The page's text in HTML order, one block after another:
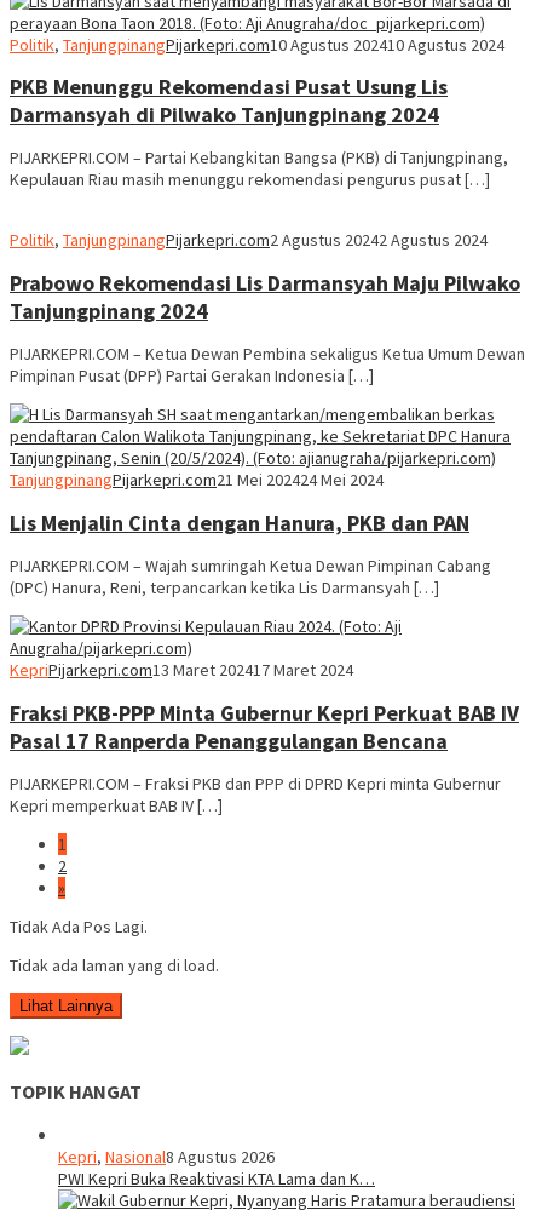
Politik, TanjungpinangPijarkepri.com10 Agustus 202410 Agustus 2024
PKB Menunggu Rekomendasi Pusat Usung Lis
Darmansyah di Pilwako Tanjungpinang 2024
PIJARKEPRI.COM – Partai Kebangkitan Bangsa (PKB) di Tanjungpinang,
Kepulauan Riau masih menunggu rekomendasi pengurus pusat […]
Politik, TanjungpinangPijarkepri.com2 Agustus 20242 Agustus 2024
Prabowo Rekomendasi Lis Darmansyah Maju Pilwako
Tanjungpinang 2024
PIJARKEPRI.COM – Ketua Dewan Pembina sekaligus Ketua Umum Dewan
Pimpinan Pusat (DPP) Partai Gerakan Indonesia […]
TanjungpinangPijarkepri.com21 Mei 202424 Mei 2024
Lis Menjalin Cinta dengan Hanura, PKB dan PAN
PIJARKEPRI.COM – Wajah sumringah Ketua Dewan Pimpinan Cabang
(DPC) Hanura, Reni, terpancarkan ketika Lis Darmansyah […]
KepriPijarkepri.com13 Maret 202417 Maret 2024
Fraksi PKB-PPP Minta Gubernur Kepri Perkuat BAB IV
Pasal 17 Ranperda Penanggulangan Bencana
PIJARKEPRI.COM – Fraksi PKB dan PPP di DPRD Kepri minta Gubernur
Kepri memperkuat BAB IV […]
1
2
»
Tidak Ada Pos Lagi.
Tidak ada laman yang di load.
Lihat Lainnya
TOPIK HANGAT
Kepri, Nasional8 Agustus 2026
PWI Kepri Buka Reaktivasi KTA Lama dan K…